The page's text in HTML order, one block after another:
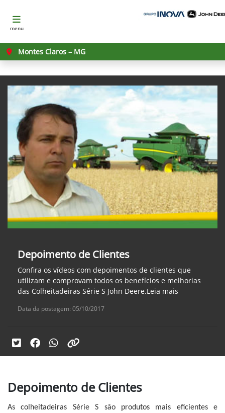
menu
Montes Claros – MG
Depoimento de Clientes
Confira os vídeos com depoimentos de clientes que
utilizam e comprovam todos os benefícios e melhorias
das Colheitadeiras Série S John Deere.Leia mais
Data da postagem: 05/10/2017
Depoimento de Clientes
As colheitadeiras Série S são produtos mais eficientes e